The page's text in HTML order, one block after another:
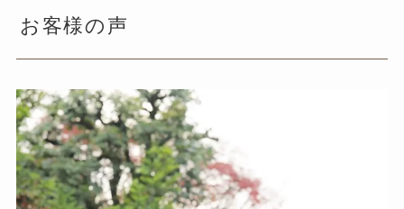
お客様の声